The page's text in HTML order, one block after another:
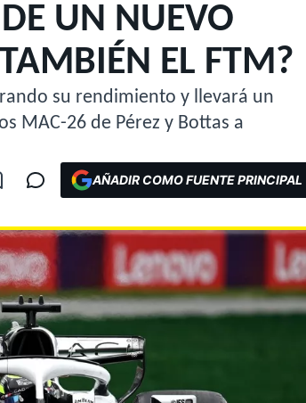
UN NUEVO
EL FTM?
su rendimiento y llevará un
MAC-26 de Pérez y Bottas a
AÑADIR COMO FUENTE PRINCIPAL